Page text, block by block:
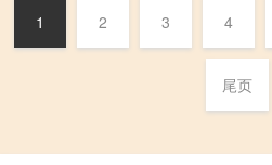
1 2 3 4
尾页